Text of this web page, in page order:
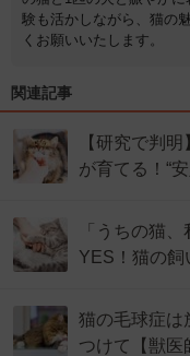
験も活かしながら、猫の
くお願いいたします。
関連記事
【研究で判
が育てる！“
「うちの猫
YES！猫の
猫の毛球症は
つけて【獣医